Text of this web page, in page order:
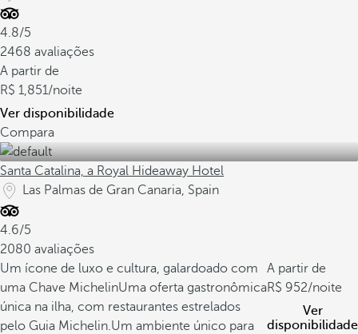
4.8/5
2468 avaliações
A partir de
1,851/noite
Ver disponibilidade
Compara
Santa Catalina, a Royal Hideaway Hotel
Las Palmas de Gran Canaria, Spain
4.6/5
2080 avaliações
Um ícone de luxo e cultura, galardoado com
uma Chave MichelinUma oferta gastronômica
única na ilha, com restaurantes estrelados
pelo Guia Michelin.Um ambiente único para
A partir de
952/noite
Ver
disponibilidade